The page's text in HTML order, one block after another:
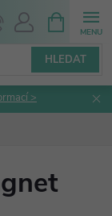
HLEDAT
NÁKUPNÍ
KOŠÍK
>